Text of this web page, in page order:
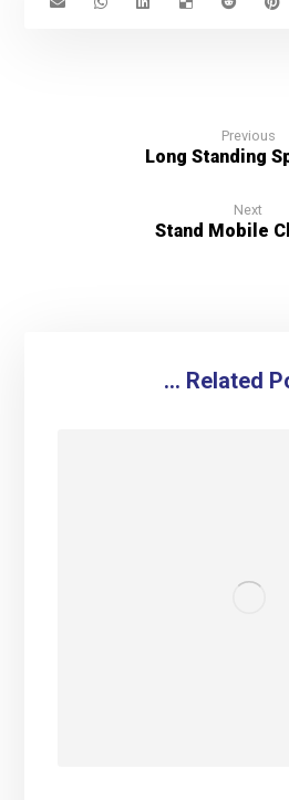
Previous
Long Standing
Next
Stand Mobile
Related